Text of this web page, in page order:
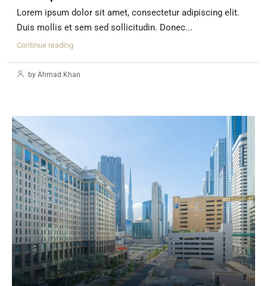
Lorem ipsum dolor sit amet, consectetur adipiscing elit.
Duis mollis et sem sed sollicitudin. Donec...
Continue reading
by Ahmad Khan